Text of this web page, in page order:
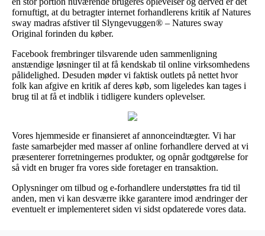
fornuftigt, at du betragter internet forhandlerens kritik af Natures
sway madras afstiver til Slyngevuggen® – Natures sway
Original forinden du køber.
Facebook frembringer tilsvarende uden sammenligning
anstændige løsninger til at få kendskab til online virksomhedens
pålidelighed. Desuden møder vi faktisk outlets på nettet hvor
folk kan afgive en kritik af deres køb, som ligeledes kan tages i
brug til at få et indblik i tidligere kunders oplevelser.
Vores hjemmeside er finansieret af annonceindtægter. Vi har
faste samarbejder med masser af online forhandlere derved at vi
præsenterer forretningernes produkter, og opnår godtgørelse for
så vidt en bruger fra vores side foretager en transaktion.
Oplysninger om tilbud og e-forhandlere understøttes fra tid til
anden, men vi kan desværre ikke garantere imod ændringer der
eventuelt er implementeret siden vi sidst opdaterede vores data.